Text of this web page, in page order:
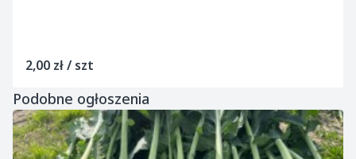
2,00 zł / szt
Podobne ogłoszenia